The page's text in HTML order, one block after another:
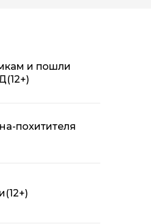
и пошли
(12+)
похитителя
(12+)